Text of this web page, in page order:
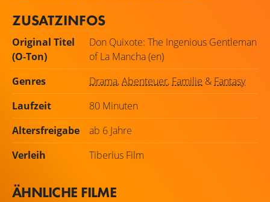
ZUSATZINFOS
Original Titel
(O-Ton)
Don Quixote: The Ingenious Gentleman
of La Mancha (en)
Genres
Drama,Abenteuer, Familie & Fantasy
Laufzeit
80 Minuten
Altersfreigabe
ab 6 Jahre
Verleih
Tiberius Film
ÄHNLICHE FILME